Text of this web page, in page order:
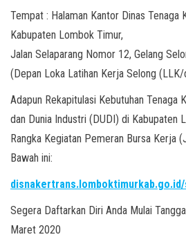
Tempat : Halaman Kantor Dinas Tenaga
Kabupaten Lombok Timur,
Jalan Selaparang Nomor 12, Gelang
(Depan Loka Latihan Kerja Selong
Adapun Rekapitulasi Kebutuhan Tenaga
dan Dunia Industri (DUDI) di Kabupaten
Rangka Kegiatan Pemeran Bursa Kerja
Bawah ini:
Segera Daftarkan Diri Anda Mulai
Maret 2020